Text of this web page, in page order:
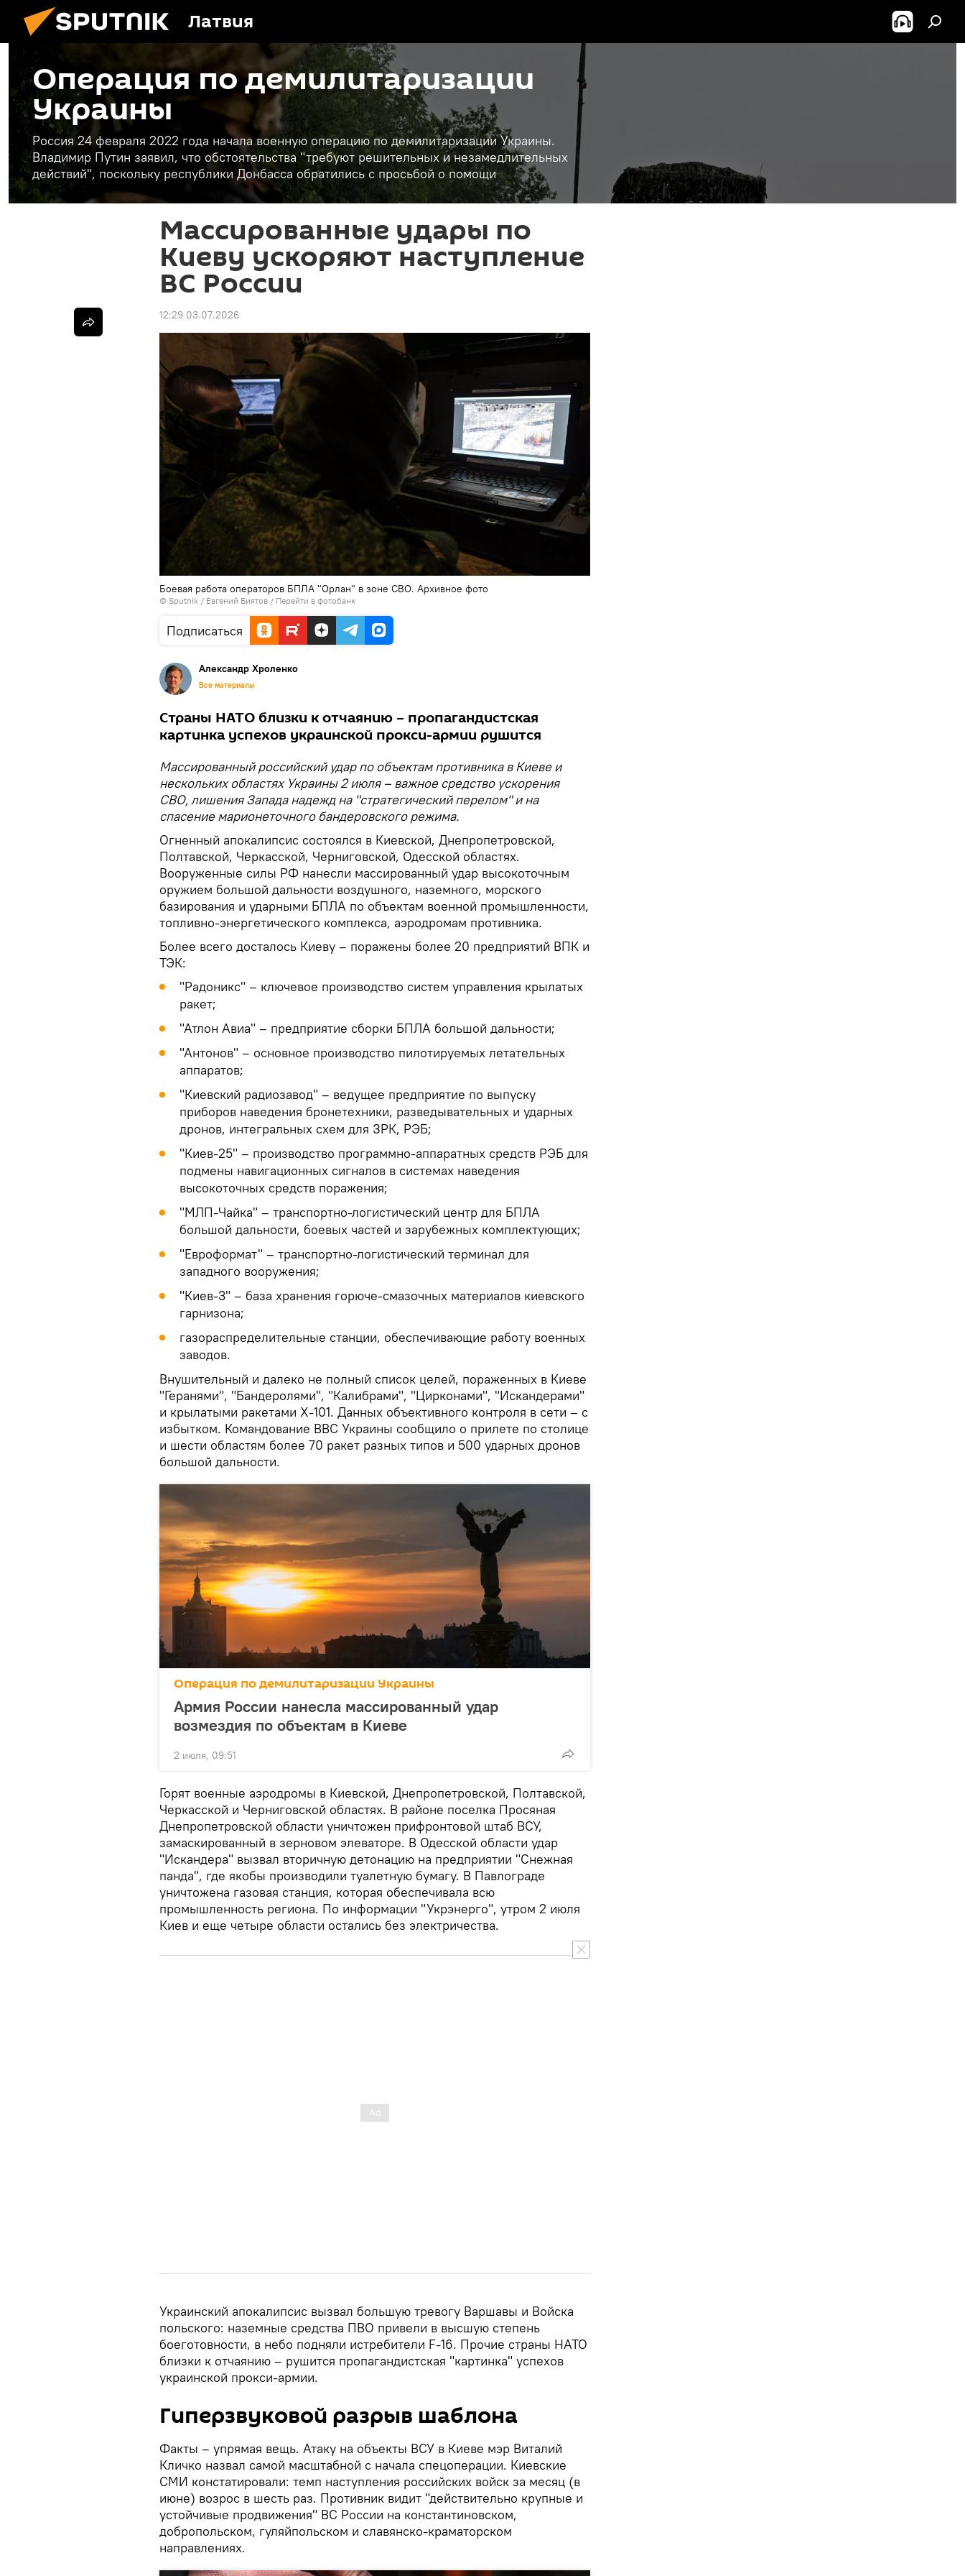
Латвия
Операция по демилитаризации
Украины
Россия 24 февраля 2022 года начала военную операцию по демилитаризации Украины.
Владимир Путин заявил, что обстоятельства "требуют решительных и незамедлительных
действий", поскольку республики Донбасса обратились с просьбой о помощи
Массированные удары по
Киеву ускоряют наступление
ВС России
12:29 03.07.2026
Боевая работа операторов БПЛА "Орлан" в зоне СВО. Архивное фото
© Sputnik / Евгений Биятов / Перейти в фотобанк
Подписаться
Александр Хроленко
Все материалы
Страны НАТО близки к отчаянию – пропагандистская
картинка успехов украинской прокси-армии рушится
Массированный российский удар по объектам противника в Киеве и
нескольких областях Украины 2 июля – важное средство ускорения
СВО, лишения Запада надежд на "стратегический перелом" и на
спасение марионеточного бандеровского режима.
Огненный апокалипсис состоялся в Киевской, Днепропетровской,
Полтавской, Черкасской, Черниговской, Одесской областях.
Вооруженные силы РФ нанесли массированный удар высокоточным
оружием большой дальности воздушного, наземного, морского
базирования и ударными БПЛА по объектам военной промышленности,
топливно-энергетического комплекса, аэродромам противника.
Более всего досталось Киеву – поражены более 20 предприятий ВПК и
ТЭК:
"Радоникс" – ключевое производство систем управления крылатых
ракет;
"Атлон Авиа" – предприятие сборки БПЛА большой дальности;
"Антонов" – основное производство пилотируемых летательных
аппаратов;
"Киевский радиозавод" – ведущее предприятие по выпуску
приборов наведения бронетехники, разведывательных и ударных
дронов, интегральных схем для ЗРК, РЭБ;
"Киев-25" – производство программно-аппаратных средств РЭБ для
подмены навигационных сигналов в системах наведения
высокоточных средств поражения;
"МЛП-Чайка" – транспортно-логистический центр для БПЛА
большой дальности, боевых частей и зарубежных комплектующих;
"Евроформат" – транспортно-логистический терминал для
западного вооружения;
"Киев-3" – база хранения горюче-смазочных материалов киевского
гарнизона;
газораспределительные станции, обеспечивающие работу военных
заводов.
Внушительный и далеко не полный список целей, пораженных в Киеве
"Геранями", "Бандеролями", "Калибрами", "Цирконами", "Искандерами"
и крылатыми ракетами Х-101. Данных объективного контроля в сети – с
избытком. Командование ВВС Украины сообщило о прилете по столице
и шести областям более 70 ракет разных типов и 500 ударных дронов
большой дальности.
Операция по демилитаризации Украины
Армия России нанесла массированный удар
возмездия по объектам в Киеве
2 июля, 09:51
Горят военные аэродромы в Киевской, Днепропетровской, Полтавской,
Черкасской и Черниговской областях. В районе поселка Просяная
Днепропетровской области уничтожен прифронтовой штаб ВСУ,
замаскированный в зерновом элеваторе. В Одесской области удар
"Искандера" вызвал вторичную детонацию на предприятии "Снежная
панда", где якобы производили туалетную бумагу. В Павлограде
уничтожена газовая станция, которая обеспечивала всю
промышленность региона. По информации "Укрэнерго", утром 2 июля
Киев и еще четыре области остались без электричества.
Украинский апокалипсис вызвал большую тревогу Варшавы и Войска
польского: наземные средства ПВО привели в высшую степень
боеготовности, в небо подняли истребители F-16. Прочие страны НАТО
близки к отчаянию – рушится пропагандистская "картинка" успехов
украинской прокси-армии.
Гиперзвуковой разрыв шаблона
Факты – упрямая вещь. Атаку на объекты ВСУ в Киеве мэр Виталий
Кличко назвал самой масштабной с начала спецоперации. Киевские
СМИ констатировали: темп наступления российских войск за месяц (в
июне) возрос в шесть раз. Противник видит "действительно крупные и
устойчивые продвижения" ВС России на константиновском,
добропольском, гуляйпольском и славянско-краматорском
направлениях.